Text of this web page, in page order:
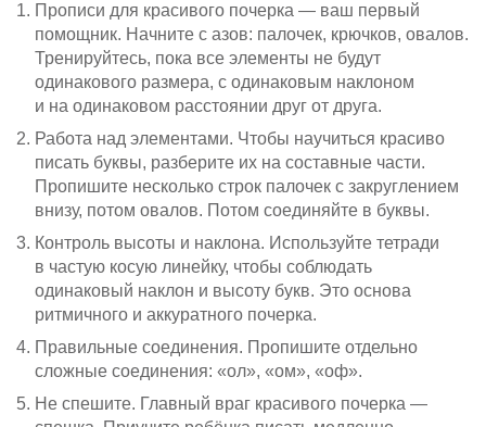
Прописи для красивого почерка — ваш первый
помощник. Начните с азов: палочек, крючков, овалов.
Тренируйтесь, пока все элементы не будут
одинакового размера, с одинаковым наклоном
и на одинаковом расстоянии друг от друга.
Работа над элементами. Чтобы научиться красиво
писать буквы, разберите их на составные части.
Пропишите несколько строк палочек с закруглением
внизу, потом овалов. Потом соединяйте в буквы.
Контроль высоты и наклона. Используйте тетради
в частую косую линейку, чтобы соблюдать
одинаковый наклон и высоту букв. Это основа
ритмичного и аккуратного почерка.
Правильные соединения. Пропишите отдельно
сложные соединения: «ол», «ом», «оф».
Не спешите. Главный враг красивого почерка —